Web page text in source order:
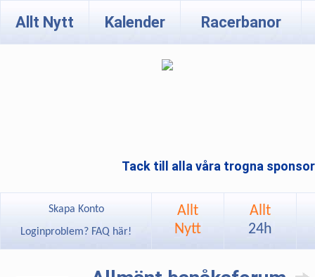
Allt Nytt Kalender Racerbanor
Tack till alla våra trogna
Skapa Konto
Loginproblem? FAQ här!
Allt
Nytt
Allt
24h